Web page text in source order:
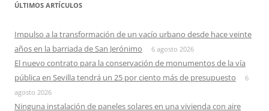
ÚLTIMOS ARTÍCULOS
Impulso a la transformación de un vacío urbano desde hace veinte
años en la barriada de San Jerónimo
6 agosto 2026
El nuevo contrato para la conservación de monumentos de la vía
pública en Sevilla tendrá un 25 por ciento más de presupuesto
6
agosto 2026
Ninguna instalación de paneles solares en una vivienda con aire